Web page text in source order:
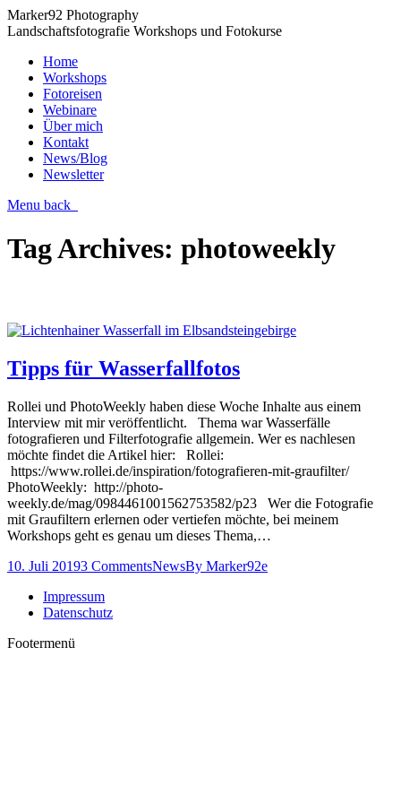
Marker92 Photography
Landschaftsfotografie Workshops und Fotokurse
Home
Workshops
Fotoreisen
Webinare
Über mich
Kontakt
News/Blog
Newsletter
Menu back
Tag Archives: photoweekly
Tipps für Wasserfallfotos
Rollei und PhotoWeekly haben diese Woche Inhalte aus einem
Interview mit mir veröffentlicht. Thema war Wasserfälle
fotografieren und Filterfotografie allgemein. Wer es nachlesen
möchte findet die Artikel hier: Rollei:
https://www.rollei.de/inspiration/fotografieren-mit-graufilter/
PhotoWeekly: http://photo-
weekly.de/mag/0984461001562753582/p23 Wer die Fotografie
mit Graufiltern erlernen oder vertiefen möchte, bei meinem
Workshops geht es genau um dieses Thema,…
10. Juli 20193 CommentsNewsBy Marker92e
Impressum
Datenschutz
Footermenü